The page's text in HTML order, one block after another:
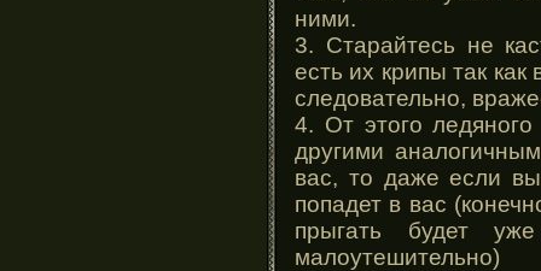
ними.
3. Старайтесь не
есть их крипы так
следовательно,
4. От этого
другими
вас, то даже если
попадет в вас
прыгать будет
малоутешительно)